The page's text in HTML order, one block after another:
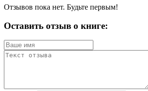
Отзывов пока нет. Будьте первым!
Оставить отзыв о книге: